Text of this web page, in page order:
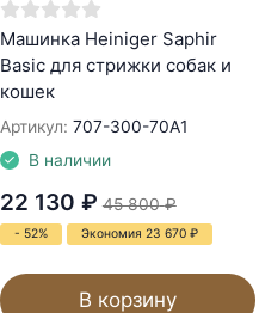
Машинка Heiniger Saphir
Basic для стрижки собак и
кошек
Артикул: 707-300-70A1
В наличии
22 130 ₽ 45 800 ₽
- 52% Экономия 23 670 ₽
В корзину